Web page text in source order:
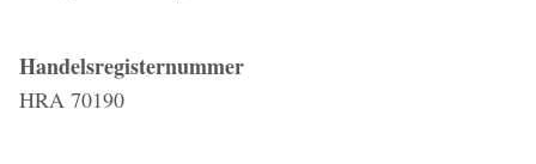
Handelsregisternummer
HRA 70190